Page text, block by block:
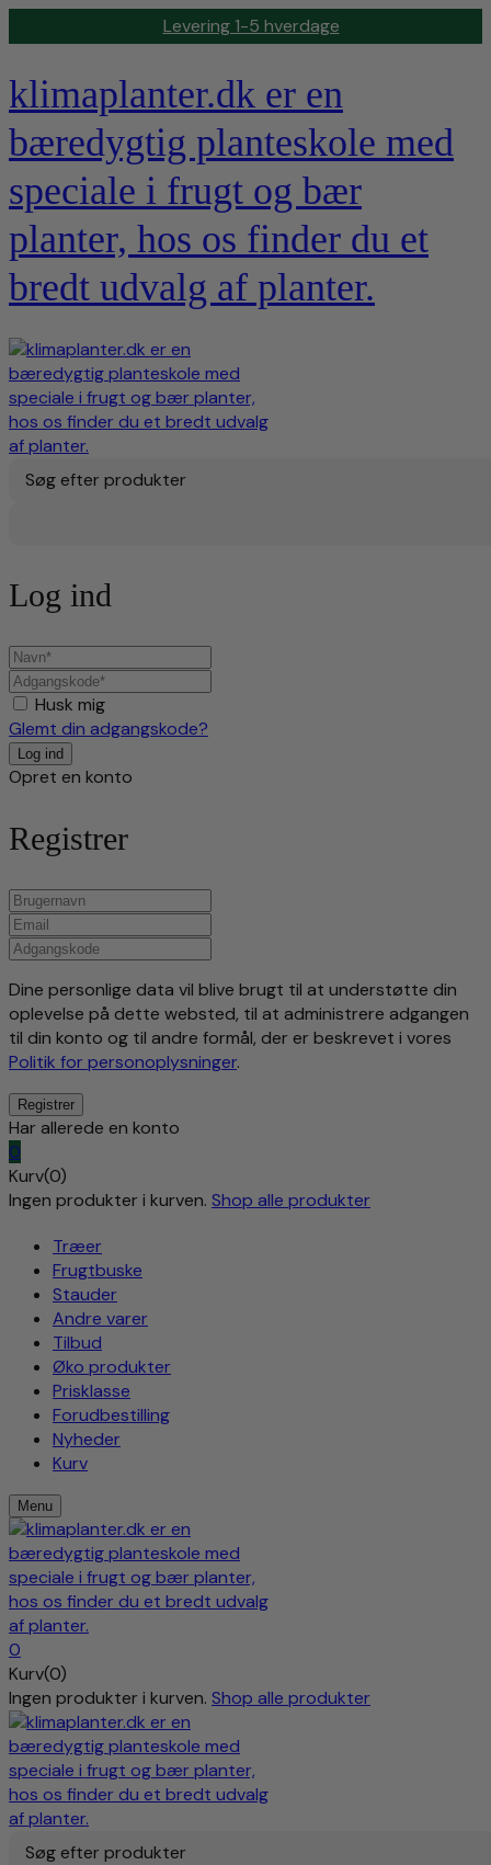
Levering 1-5 hverdage
klimaplanter.dk er en
bæredygtig planteskole med
speciale i frugt og bær
planter, hos os finder du et
bredt udvalg af planter.
Søg efter produkter
Log ind
Husk mig
Glemt din adgangskode?
Opret en konto
Registrer
Dine personlige data vil blive brugt til at understøtte din
oplevelse på dette websted, til at administrere adgangen
til din konto og til andre formål, der er beskrevet i vores
Politik for personoplysninger.
Har allerede en konto
0
Kurv(0)
Ingen produkter i kurven. Shop alle produkter
Træer
Frugtbuske
Stauder
Andre varer
Tilbud
Øko produkter
Prisklasse
Forudbestilling
Nyheder
Kurv
Menu
0
Kurv(0)
Ingen produkter i kurven. Shop alle produkter
Søg efter produkter